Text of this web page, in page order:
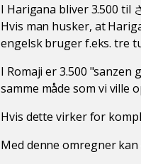
I Harigana bliver 3.500 til
Hvis man husker, at
engelsk bruger f.eks. tre
I Romaji er 3.500 "sanzen
samme måde som vi ville
Hvis dette virker for
Med denne omregner kan